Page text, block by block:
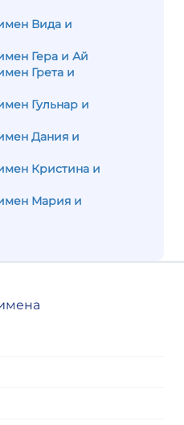
Вида и
Гера и Ай
Грета и
Гульнар и
Дания и
Кристина и
Мария и